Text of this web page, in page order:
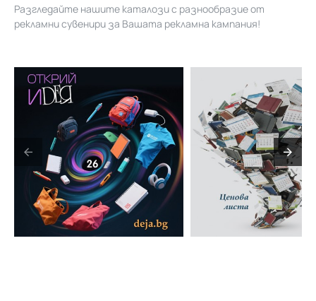
Разгледайте нашите каталози с разнообразие от